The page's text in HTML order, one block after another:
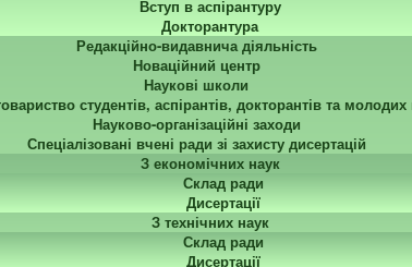
Вступ в аспірантуру
Докторантура
Редакційно-видавнича діяльність
Новаційний центр
Наукові школи
студентів, аспірантів, докторантів та
Науково-організаційні заходи
Спеціалізовані вчені ради зі захисту дисертацій
З економічних наук
Склад ради
Дисертації
З технічних наук
Склад ради
Дисертації